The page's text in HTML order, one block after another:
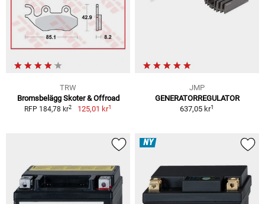
TRW
Bromsbelägg Skoter & Offroad
RFP 184,78 kr2 125,01 kr1
JMP
GENERATORREGULATOR
637,05 kr1
NY